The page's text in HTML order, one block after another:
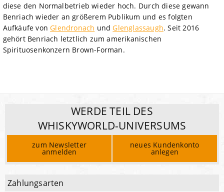
diese den Normalbetrieb wieder hoch. Durch diese gewann
Benriach wieder an größerem Publikum und es folgten
Aufkäufe vonGlendronach undGlenglassaugh. Seit 2016
gehört Benriach letztlich zum amerikanischen
Spirituosenkonzern Brown-Forman.
WERDE TEIL DES
WHISKYWORLD-UNIVERSUMS
zum Newsletter
anmelden
neues Kundenkonto
anlegen
Zahlungsarten